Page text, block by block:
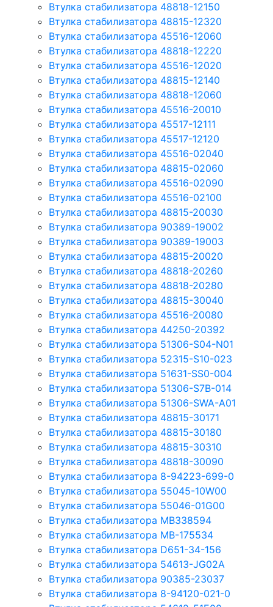
Втулка стабилизатора 48818-12150
Втулка стабилизатора 48815-12320
Втулка стабилизатора 45516-12060
Втулка стабилизатора 48818-12220
Втулка стабилизатора 45516-12020
Втулка стабилизатора 48815-12140
Втулка стабилизатора 48818-12060
Втулка стабилизатора 45516-20010
Втулка стабилизатора 45517-12111
Втулка стабилизатора 45517-12120
Втулка стабилизатора 45516-02040
Втулка стабилизатора 48815-02060
Втулка стабилизатора 45516-02090
Втулка стабилизатора 45516-02100
Втулка стабилизатора 48815-20030
Втулка стабилизатора 90389-19002
Втулка стабилизатора 90389-19003
Втулка стабилизатора 48815-20020
Втулка стабилизатора 48818-20260
Втулка стабилизатора 48818-20280
Втулка стабилизатора 48815-30040
Втулка стабилизатора 45516-20080
Втулка стабилизатора 44250-20392
Втулка стабилизатора 51306-S04-N01
Втулка стабилизатора 52315-S10-023
Втулка стабилизатора 51631-SS0-004
Втулка стабилизатора 51306-S7B-014
Втулка стабилизатора 51306-SWA-A01
Втулка стабилизатора 48815-30171
Втулка стабилизатора 48815-30180
Втулка стабилизатора 48815-30310
Втулка стабилизатора 48818-30090
Втулка стабилизатора 8-94223-699-0
Втулка стабилизатора 55045-10W00
Втулка стабилизатора 55046-01G00
Втулка стабилизатора MB338594
Втулка стабилизатора MB-175534
Втулка стабилизатора D651-34-156
Втулка стабилизатора 54613-JG02A
Втулка стабилизатора 90385-23037
Втулка стабилизатора 8-94120-021-0